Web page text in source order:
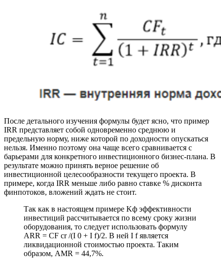
После детального изучения формулы будет ясно, что пример
IRR представляет собой одновременно среднюю и
предельную норму, ниже которой по доходности опускаться
нельзя. Именно поэтому она чаще всего сравнивается с
барьерами для конкретного инвестиционного бизнес-плана. В
результате можно принять верное решение об
инвестиционной целесообразности текущего проекта. В
примере, когда IRR меньше либо равно ставке % дисконта
финпотоков, вложений ждать не стоит.
Так как в настоящем примере Κф эффективности
инвестиций рассчитывается по всему сроку жизни
оборудования, то следует использовать формулу
ARR = CF cr /(I 0 + I f)/2. В ней I f является
ликвидационной стоимостью проекта. Таким
образом, AMR = 44,7%.